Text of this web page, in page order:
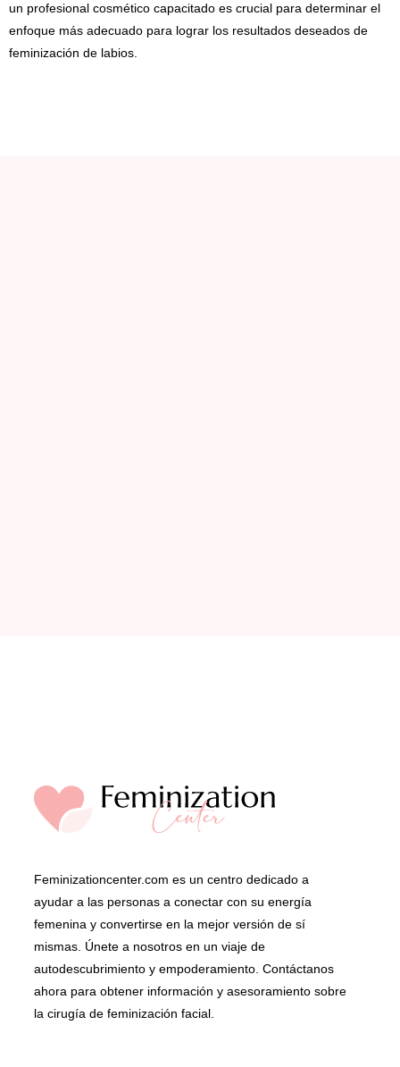
un profesional cosmético capacitado es crucial para determinar el
enfoque más adecuado para lograr los resultados deseados de
feminización de labios.
Feminizationcenter.com es un centro dedicado a
ayudar a las personas a conectar con su energía
femenina y convertirse en la mejor versión de sí
mismas. Únete a nosotros en un viaje de
autodescubrimiento y empoderamiento. Contáctanos
ahora para obtener información y asesoramiento sobre
la cirugía de feminización facial.